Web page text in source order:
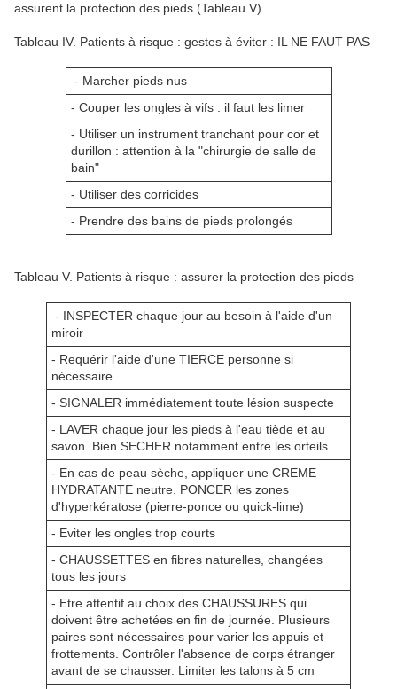
assurent la protection des pieds (Tableau V).
Tableau IV. Patients à risque : gestes à éviter : IL NE FAUT PAS
- Marcher pieds nus
- Couper les ongles à vifs : il faut les limer
- Utiliser un instrument tranchant pour cor et
durillon : attention à la "chirurgie de salle de
bain"
- Utiliser des corricides
- Prendre des bains de pieds prolongés
Tableau V. Patients à risque : assurer la protection des pieds
- INSPECTER chaque jour au besoin à l'aide d'un
miroir
- Requérir l'aide d'une TIERCE personne si
nécessaire
- SIGNALER immédiatement toute lésion suspecte
- LAVER chaque jour les pieds à l'eau tiède et au
savon. Bien SECHER notamment entre les orteils
- En cas de peau sèche, appliquer une CREME
HYDRATANTE neutre. PONCER les zones
d'hyperkératose (pierre-ponce ou quick-lime)
- Eviter les ongles trop courts
- CHAUSSETTES en fibres naturelles, changées
tous les jours
- Etre attentif au choix des CHAUSSURES qui
doivent être achetées en fin de journée. Plusieurs
paires sont nécessaires pour varier les appuis et
frottements. Contrôler l'absence de corps étranger
avant de se chausser. Limiter les talons à 5 cm